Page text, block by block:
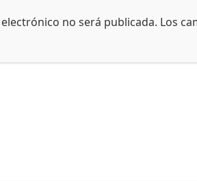
no será publicada. Los